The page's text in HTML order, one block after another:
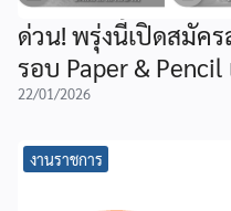
ด่วน! พรุ่งนี้เปิดสมัค
รอบ Paper &
22/01/2026
งานราชการ